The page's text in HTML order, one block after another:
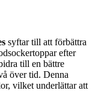
syftar till att förbättra
efter
till en bättre
över tid. Denna
vilket underlättar att